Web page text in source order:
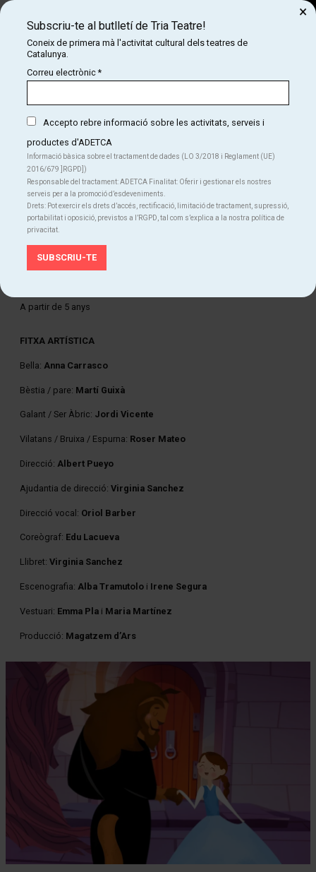
CARTELLERA
LA BELLA I LA BESTIA
Del ds. 24.01.26 al ds. 23.05.26
Sala Ars Teatre BCN
Durada:55 min
Familiar Musical Teatre
Idiomes
Català
A partir de 5 anys
FITXA ARTÍSTICA
Bella: Anna Carrasco
Bèstia / pare: Martí Guixà
Galant / Ser Àbric: Jordi Vicente
Vilatans / Bruixa / Espurna: Roser Mateo
Direcció: Albert Pueyo
Ajudantia de direcció: Virginia Sanchez
Direcció vocal: Oriol Barber
Coreògraf: Edu Lacueva
Llibret: Virginia Sanchez
Escenografia: Alba Tramutolo i Irene Segura
Vestuari: Emma Pla i Maria Martínez
Producció: Magatzem d’Ars
Subscriu-te al butlletí de Tria Teatre!
Coneix de primera mà l'activitat cultural dels teatres de
Catalunya.
Correu electrònic*
Accepto rebre informació sobre les activitats, serveis i
productes d'ADETCA
Informació bàsica sobre el tractament de dades (LO 3/2018 i Reglament (UE)
2016/679 ]RGPD])
Responsable del tractament: ADETCA Finalitat: Oferir i gestionar els nostres
serveis per a la promoció d’esdeveniments.
Drets: Pot exercir els drets d’accés, rectificació, limitació de tractament, supressió,
portabilitat i oposició, previstos a l’RGPD, tal com s’explica a la nostra política de
privacitat.
×